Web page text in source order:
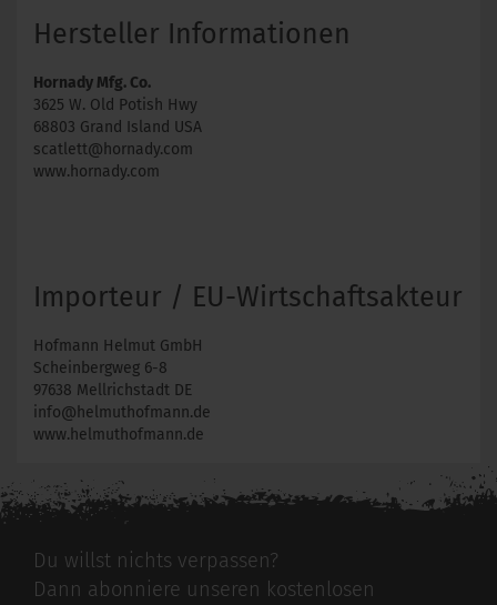
Hersteller Informationen
Hornady Mfg. Co.
3625 W. Old Potish Hwy
68803 Grand Island USA
scatlett@hornady.com
www.hornady.com
Importeur / EU-Wirtschaftsakteur
Hofmann Helmut GmbH
Scheinbergweg 6-8
97638 Mellrichstadt DE
info@helmuthofmann.de
www.helmuthofmann.de
Du willst nichts verpassen?
Dann abonniere unseren kostenlosen